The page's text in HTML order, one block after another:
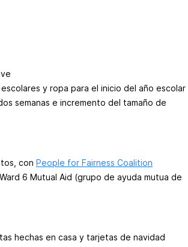
y ropa para el inicio del año escolar
semanas e incremento del tamaño de
con People for Fairness Coalition
6 Mutual Aid (grupo de ayuda mutua de
hechas en casa y tarjetas de navidad